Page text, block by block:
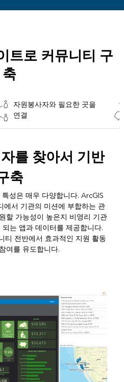
트로 커뮤니티 구
축
자원봉사자와 필요한 곳을
연결
를 찾아서 기반
축
성은 매우 다양합니다. ArcGIS
에서 기관의 미션에 부합하는 관
할 가능성이 높은지 비영리 기관
는 앱과 데이터를 제공합니다.
티 전반에서 효과적인 지원 활동
여를 유도합니다.